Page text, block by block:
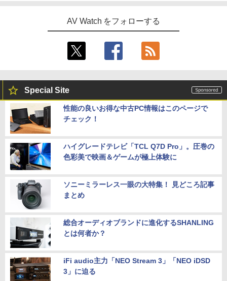
AV Watch をフォローする
Special Site
性能の良いお得な中古PC情報はこのページで
チェック！
ハイグレードテレビ「TCL Q7D Pro」。圧巻の
色彩美で映画＆ゲームが極上体験に
ソニーミラーレス一眼の大特集！ 見どころ記事
まとめ
総合オーディオブランドに進化するSHANLING
とは何者か？
iFi audio主力「NEO Stream 3」「NEO iDSD
3」に迫る